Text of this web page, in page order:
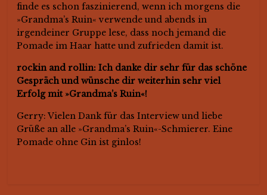
finde es schon faszinierend, wenn ich morgens die
»Grandma’s Ruin« verwende und abends in
irgendeiner Gruppe lese, dass noch jemand die
Pomade im Haar hatte und zufrieden damit ist.
rockin and rollin: Ich danke dir sehr für das schöne
Gespräch und wünsche dir weiterhin sehr viel
Erfolg mit »Grandma’s Ruin«!
Gerry: Vielen Dank für das Interview und liebe
Grüße an alle »Grandma’s Ruin«-Schmierer. Eine
Pomade ohne Gin ist ginlos!